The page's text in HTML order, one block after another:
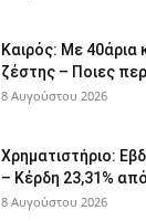
Καιρός: Με
ζέστης – Ποιες
8 Αυγούστου 2026
Χρηματιστήριο:
– Κέρδη 23,31%
8 Αυγούστου 2026